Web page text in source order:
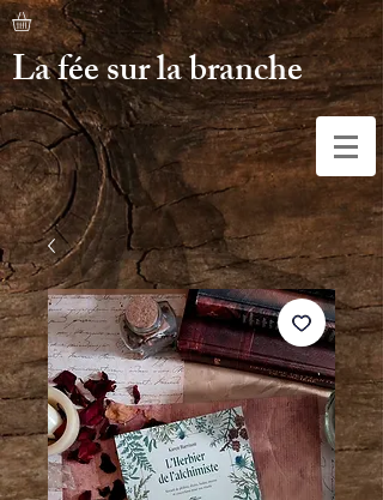
La fée sur la branche